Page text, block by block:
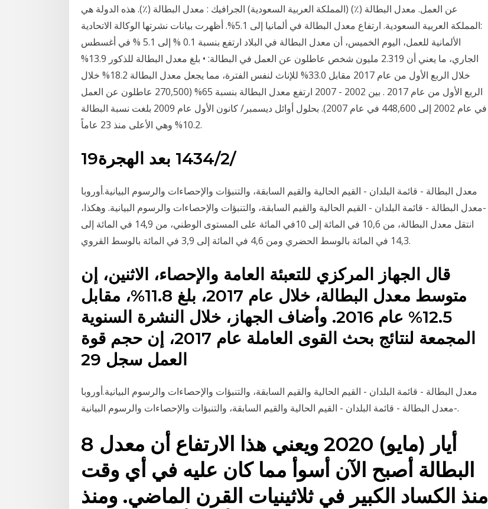
عن العمل. معدل البطالة (٪) (المملكة العربية السعودية) الجرافيك : معدل البطالة (٪). هذه الدولة هي
:المملكة العربية السعودية. ارتفاع معدل البطالة في ألمانيا إلى 5.1%. أظهرت بيانات نشرتها الوكالة الاتحادية
الألمانية للعمل، اليوم الخميس، أن معدل البطالة في البلاد ارتفع بنسبة 0.1 % إلى 5.1 % في أغسطس
الجاري، ما يعني أن 2.319 مليون شخص عاطلون عن العمل في البطالة: • بلغ معدل البطالة للذكور 13.9%
خلال الربع الأول من عام 2017 مقابل 33.0% للإناث لنفس الفترة، مما يجعل معدل البطالة 18.2% خلال
الربع الأول من عام 2017 . بين 2002 - 2007 ارتفع معدل البطالة بنسبة 65% (270,500 عاطلون عن العمل
في عام 2002 إلى 448,600 في عام 2007). بحلول أوائل ديسمبر/ كانون الأول عام 2009 بلغت نسبة البطالة
10.2% وهي الأعلى منذ 23 عاماً.
19‏‏/2‏‏/1434 بعد الهجرة
معدل البطالة - قائمة البلدان - القيم الحالية والقيم السابقة، والتنبؤات والإحصاءات والرسوم البيانية.أوروبا
-معدل البطالة - قائمة البلدان - القيم الحالية والقيم السابقة، والتنبؤات والإحصاءات والرسوم البيانية. وهكذا،
انتقل معدل البطالة، من 10,6 في المائة إلى 10في المائة على المستوى الوطني، من 14,9 في المائة إلى
14,3 في المائة بالوسط الحضري ومن 4,6 في المائة إلى 3,9 في المائة بالوسط القروي.
قال الجهاز المركزي للتعبئة العامة والإحصاء، الاثنين، إن
متوسط معدل البطالة، خلال عام 2017، بلغ 11.8%، مقابل
12.5% عام 2016. وأضاف الجهاز، خلال النشرة السنوية
المجمعة لنتائج بحث القوى العاملة عام 2017، إن حجم قوة
العمل سجل 29
معدل البطالة - قائمة البلدان - القيم الحالية والقيم السابقة، والتنبؤات والإحصاءات والرسوم البيانية.أوروبا
-معدل البطالة - قائمة البلدان - القيم الحالية والقيم السابقة، والتنبؤات والإحصاءات والرسوم البيانية.
8 أيار (مايو) 2020 ويعني هذا الارتفاع أن معدل
البطالة أصبح الآن أسوأ مما كان عليه في أي وقت
منذ الكساد الكبير في ثلاثينيات القرن الماضي. ومنذ